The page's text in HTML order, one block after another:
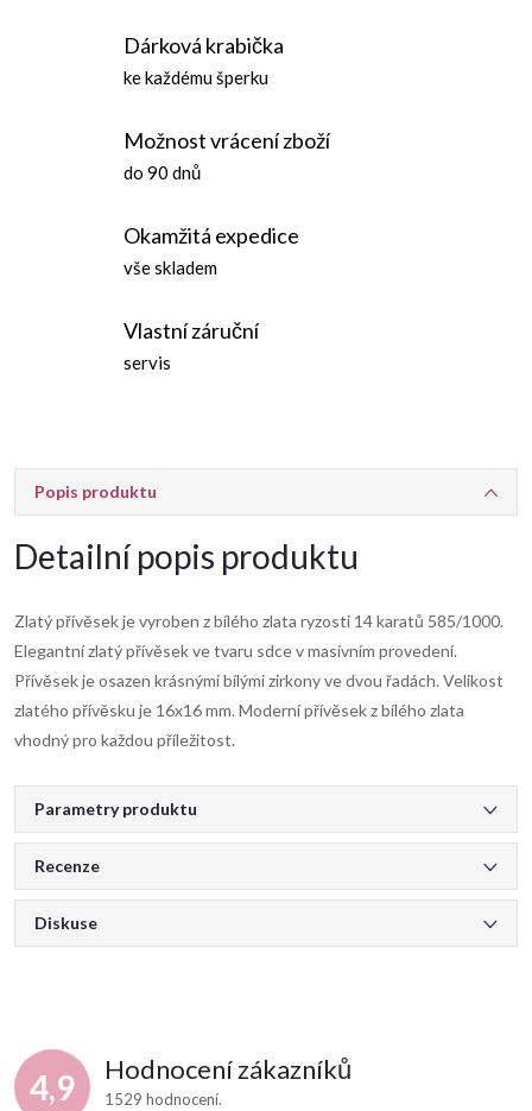
Dárková krabička
ke každému šperku
Možnost vrácení zboží
do 90 dnů
Okamžitá expedice
vše skladem
Vlastní záruční
servis
Popis produktu
Detailní popis produktu
Zlatý přívěsek je vyroben z bílého zlata ryzosti 14 karatů 585/1000.
Elegantní zlatý přívěsek ve tvaru sdce v masivním provedení.
Přívěsek je osazen krásnými bílými zirkony ve dvou řadách. Velikost
zlatého přívěsku je 16x16 mm. Moderní přívěsek z bílého zlata
vhodný pro každou příležitost.
Parametry produktu
Recenze
Diskuse
4,9 Hodnocení zákazníků
1529 hodnocení